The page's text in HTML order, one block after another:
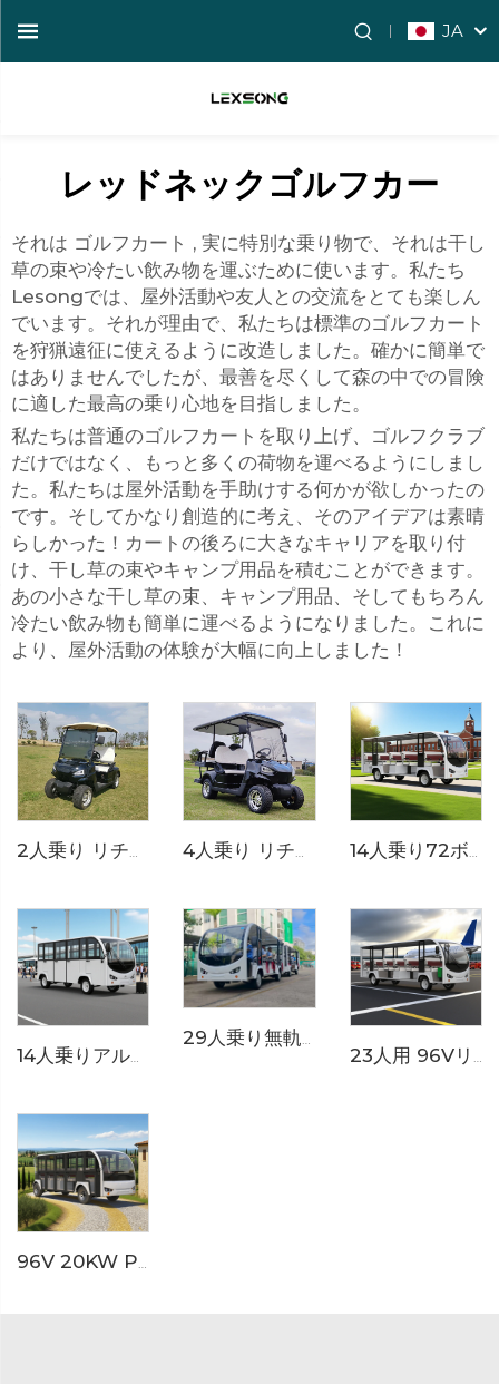
JA
レッドネックゴルフカー
それは ゴルフカート , 実に特別な乗り物で、それは干し
草の束や冷たい飲み物を運ぶために使います。私たち
Lesongでは、屋外活動や友人との交流をとても楽しん
でいます。それが理由で、私たちは標準のゴルフカート
を狩猟遠征に使えるように改造しました。確かに簡単で
はありませんでしたが、最善を尽くして森の中での冒険
に適した最高の乗り心地を目指しました。
私たちは普通のゴルフカートを取り上げ、ゴルフクラブ
だけではなく、もっと多くの荷物を運べるようにしまし
た。私たちは屋外活動を手助けする何かが欲しかったの
です。そしてかなり創造的に考え、そのアイデアは素晴
らしかった！カートの後ろに大きなキャリアを取り付
け、干し草の束やキャンプ用品を積むことができます。
あの小さな干し草の束、キャンプ用品、そしてもちろん
冷たい飲み物も簡単に運べるようになりました。これに
より、屋外活動の体験が大幅に向上しました！
14人乗りアルミドア付き200AH LiFePO4リチウム電動小型バス LS6148KF
23人用 96Vリチウムイオン電池搭載 リゾートやホテルで使用する電動ミニバス LS6230K